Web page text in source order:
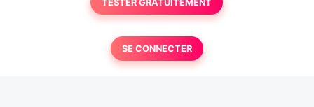
TESTER GRATUITEMENT
SE CONNECTER